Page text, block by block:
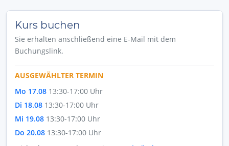
Kurs buchen
Sie erhalten anschließend eine E-Mail mit dem
Buchungslink.
AUSGEWÄHLTER TERMIN
Mo 17.08 13:30-17:00 Uhr
Di 18.08 13:30-17:00 Uhr
Mi 19.08 13:30-17:00 Uhr
Do 20.08 13:30-17:00 Uhr